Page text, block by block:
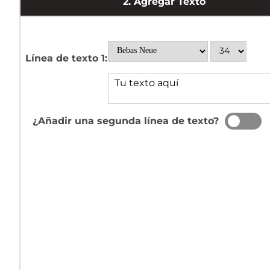
Línea de texto 1:
¿Añadir una segunda línea de texto?
SÍ